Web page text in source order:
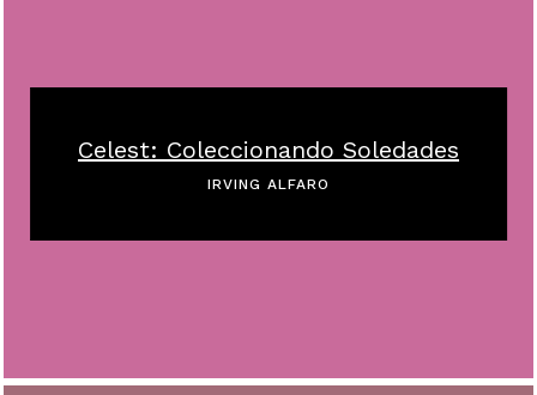
Celest: Coleccionando Soledades
IRVING ALFARO